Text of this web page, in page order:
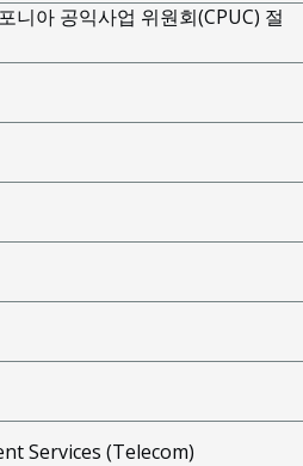
니아 공익사업 위원회(CPUC) 절
Services (Telecom)